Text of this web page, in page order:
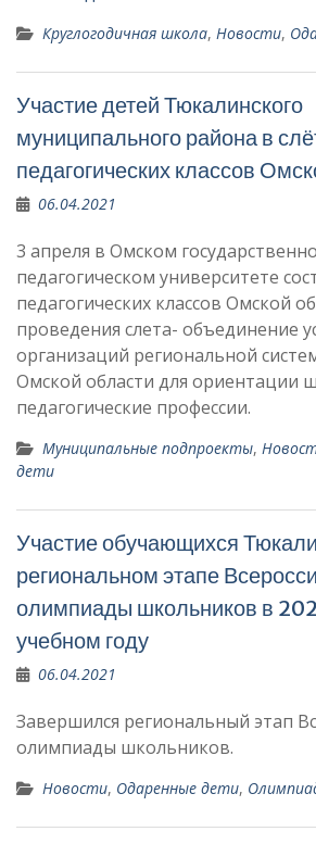
Круглогодичная школа, Новости,
Участие детей Тюкалинского
муниципального района в
педагогических классов
06.04.2021
3 апреля в Омском
педагогическом университете
педагогических классов Омской
проведения слета- объединение
организаций региональной
Омской области для ориентации
педагогические профессии.
Муниципальные подпроекты,
дети
Участие обучающихся
региональном этапе
олимпиады школьников в
учебном году
06.04.2021
Завершился региональный этап
олимпиады школьников.
Новости, Одаренные дети,